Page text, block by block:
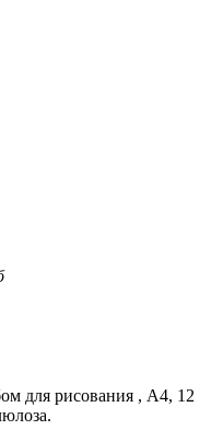
для рисования , А4, 12